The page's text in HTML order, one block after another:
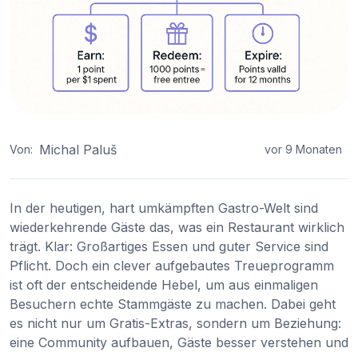
Von: Michal Paluš vor 9 Monaten
In der heutigen, hart umkämpften Gastro-Welt sind
wiederkehrende Gäste das, was ein Restaurant wirklich
trägt. Klar: Großartiges Essen und guter Service sind
Pflicht. Doch ein clever aufgebautes Treueprogramm
ist oft der entscheidende Hebel, um aus einmaligen
Besuchern echte Stammgäste zu machen. Dabei geht
es nicht nur um Gratis-Extras, sondern um Beziehung:
eine Community aufbauen, Gäste besser verstehen und